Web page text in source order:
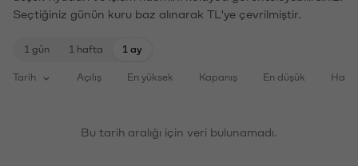
Seçtiğiniz günün kuru baz alınarak TL'ye çevrilmiştir.
1 gün 1 hafta 1 ay
Tarih Açılış En yüksek Kapanış En düşük
Bu tarih aralığı için veri bulunamadı.